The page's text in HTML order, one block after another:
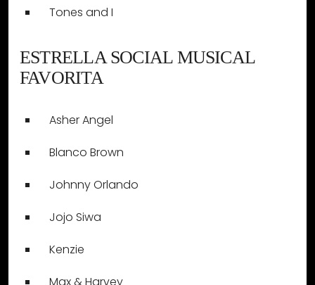
Tones and I
ESTRELLA SOCIAL MUSICAL
FAVORITA
Asher Angel
Blanco Brown
Johnny Orlando
Jojo Siwa
Kenzie
Max & Harvey